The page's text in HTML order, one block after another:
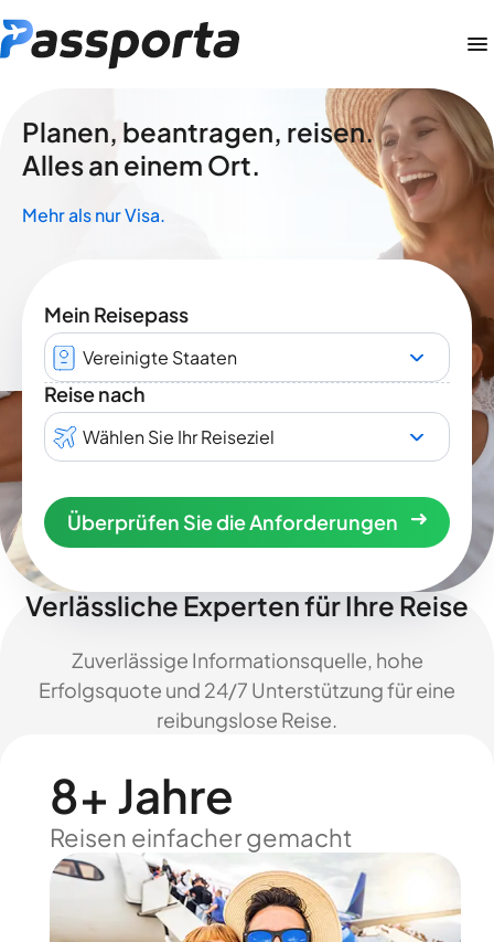
Planen, beantragen, reisen.
Alles an einem Ort.
Mehr als nur Visa.
Mein Reisepass
Vereinigte Staaten
Reise nach
Wählen Sie Ihr Reiseziel
Überprüfen Sie die Anforderungen
Verlässliche Experten für Ihre Reise
Zuverlässige Informationsquelle, hohe
Erfolgsquote und 24/7 Unterstützung für eine
reibungslose Reise.
8+ Jahre
Reisen einfacher gemacht